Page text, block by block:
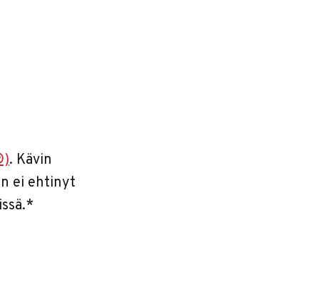
. Kävin
ei ehtinyt